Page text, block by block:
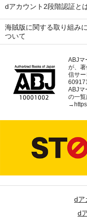
dアカウント2段階認証と
海賊版に関する取り組みに
ついて
ABJマ
が、
信サ
ABJマ
の一
→
dア
d